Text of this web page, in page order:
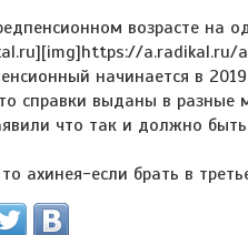
возрасте на
a.radikal.ru/
начинается в
справки выданы в разные
что так и должно
ахинея-если брать в